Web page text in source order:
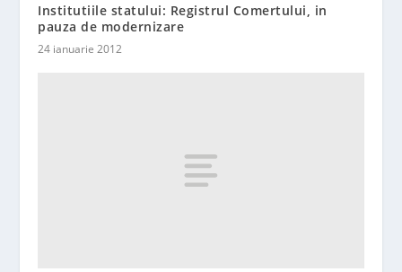
Institutiile statului: Registrul Comertului, in
pauza de modernizare
24 ianuarie 2012